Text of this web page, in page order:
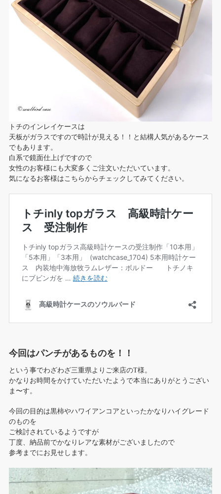
トチのインレイケースは
天板がガラスですので時計が見える！！と結構人気があるケース
でもあります。
白系で鏡面仕上げですので
女性のお客様にも大変多くご注文いただいています。
気になるお客様はこちらからチェックしてみてください。
今回はパンチがあるものを！！
という事でわざわざ三重県よりご来店のT様。
かなりお時間をかけていただいたようで本当にありがとうござい
ま〜す。
今回の目的は黒柿やハワイアンコアといったかなりハイグレード
のものを
ご検討されているようですが
丁度、納品前でかなりレアな素材がございましたので
参考までにお見せします。